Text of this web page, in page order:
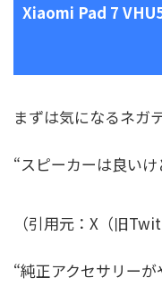
Xiaomi Pad 7
まずは気になるネガ
“スピーカーは良い
（引用元：X（旧
“純正アクセサリー